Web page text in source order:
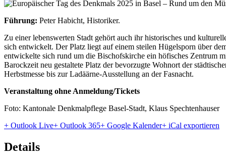
Führung: Peter Habicht, Historiker.
Zu einer lebenswerten Stadt gehört auch ihr historisches und
sich entwickelt. Der Platz liegt auf einem steilen Hügelsporn über
entwickelte sich rund um die Bischofskirche ein höfisches Zentrum
Barockzeit neu gestaltete Platz der bevorzugte Wohnort der
Herbstmesse bis zur Ladäärne-Ausstellung an der Fasnacht.
Veranstaltung ohne Anmeldung/Tickets
Foto: Kantonale Denkmalpflege Basel-Stadt, Klaus Spechtenhauser
+ Outlook Live+ Outlook 365+ Google Kalender+ iCal exportieren
Details